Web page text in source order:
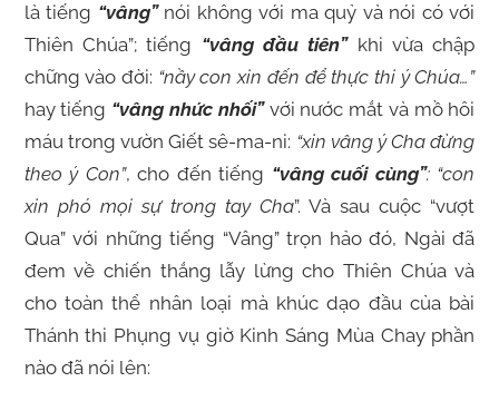
là tiếng “vâng”nói không với ma quỷ và nói có với
Thiên Chúa”; tiếng “vâng đầu tiên”khi vừa chập
chững vào đời: “nầy con xin đến để thực thi ý Chúa…”
hay tiếng “vâng nhức nhối”với nước mắt và mồ hôi
máu trong vườn Giết sê-ma-ni: “xin vâng ý Cha đừng
theo ý Con”, cho đến tiếng “vâng cuối cùng”: “con
xin phó mọi sự trong tay Cha”. Và sau cuộc “vượt
Qua” với những tiếng “Vâng” trọn hảo đó, Ngài đã
đem về chiến thắng lẫy lừng cho Thiên Chúa và
cho toàn thể nhân loại mà khúc dạo đầu của bài
Thánh thi Phụng vụ giờ Kinh Sáng Mùa Chay phần
nào đã nói lên: